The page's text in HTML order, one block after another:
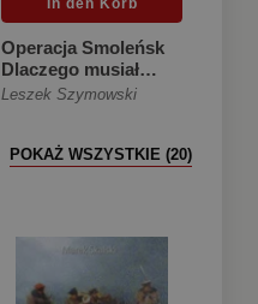
Operacja Smoleńsk
Dlaczego musiał
zginąć prezydent
Leszek Szymowski
POKAŻ WSZYSTKIE (20)